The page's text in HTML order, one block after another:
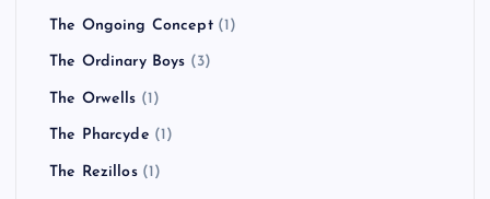
The Ongoing Concept(1)
The Ordinary Boys (3)
The Orwells (1)
The Pharcyde (1)
The Rezillos(1)